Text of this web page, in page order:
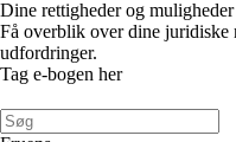
Dine rettigheder og
Få overblik over dine juridiske
udfordringer.
Tag e-bogen her